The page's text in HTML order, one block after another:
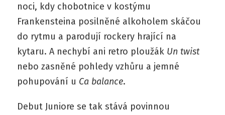
noci, kdy chobotnice v kostýmu
Frankensteina posilněné alkoholem skáčou
do rytmu a parodují rockery hrající na
kytaru. A nechybí ani retro ploužák Un twist
nebo zasněné pohledy vzhůru a jemné
pohupování u Ca balance.
Debut Juniore se tak stává povinnou